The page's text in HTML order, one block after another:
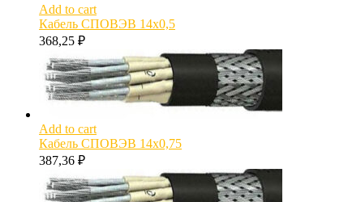
Add to cart
Кабель СПОВЭВ 14х0,5
368,25 ₽
Add to cart
Кабель СПОВЭВ 14х0,75
387,36 ₽